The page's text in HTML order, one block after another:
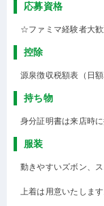
応募資格
☆ファミマ経験者大歓
控除
源泉徴収税額表（日
持ち物
身分証明書は来店時
服装
動きやすいズボン、ス
上着は用意いたします